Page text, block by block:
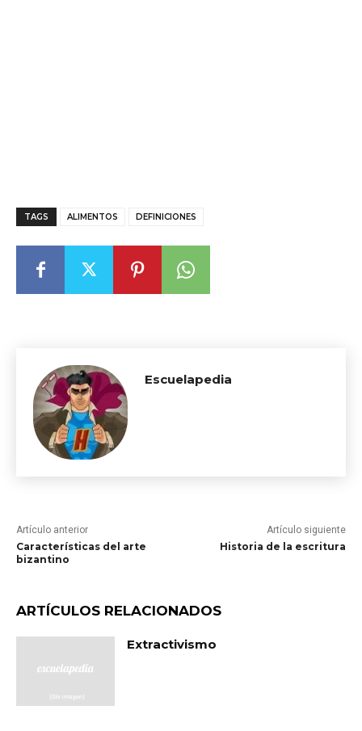
TAGS ALIMENTOS DEFINICIONES
Escuelapedia
Artículo anterior
Características del arte
bizantino
Artículo siguiente
Historia de la escritura
ARTÍCULOS RELACIONADOS
Extractivismo